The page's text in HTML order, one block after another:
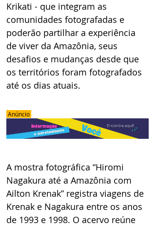
Krikati - que integram as
comunidades fotografadas e
poderão partilhar a experiência
de viver da Amazônia, seus
desafios e mudanças desde que
os territórios foram fotografados
até os dias atuais.
Anúncio
A mostra fotográfica “Hiromi
Nagakura até a Amazônia com
Ailton Krenak” registra viagens de
Krenak e Nagakura entre os anos
de 1993 e 1998. O acervo reúne